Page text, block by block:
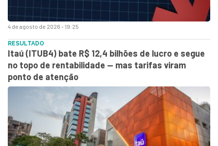
4 de agosto de 2026 - 19:25
RESULTADO
Itaú (ITUB4) bate R$ 12,4 bilhões de lucro e segue
no topo de rentabilidade — mas tarifas viram
ponto de atenção